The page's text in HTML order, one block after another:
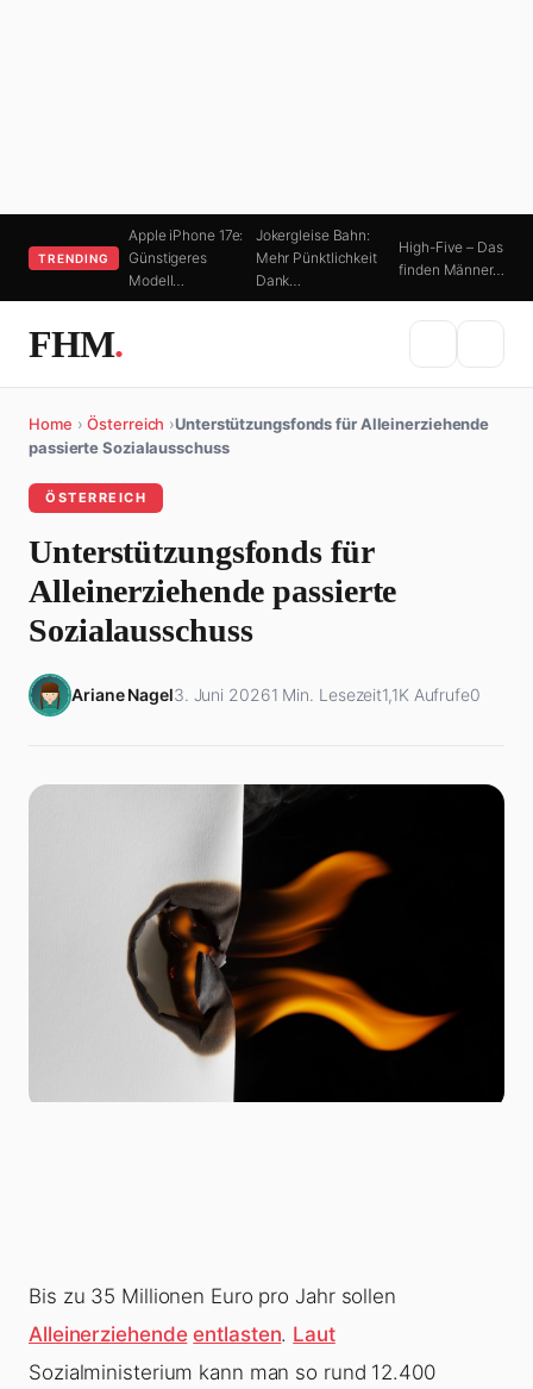
TRENDING
Apple iPhone 17e:
Günstigeres
Modell…
Jokergleise Bahn:
Mehr Pünktlichkeit
Dank…
High-Five – Das
finden Männer…
FHM.
Home › Österreich ›Unterstützungsfonds für Alleinerziehende
passierte Sozialausschuss
ÖSTERREICH
Unterstützungsfonds für
Alleinerziehende passierte
Sozialausschuss
Ariane Nagel3. Juni 20261 Min. Lesezeit1,1K Aufrufe0
Bis zu 35 Millionen Euro pro Jahr sollen
Alleinerziehende entlasten. Laut
Sozialministerium kann man so rund 12.400